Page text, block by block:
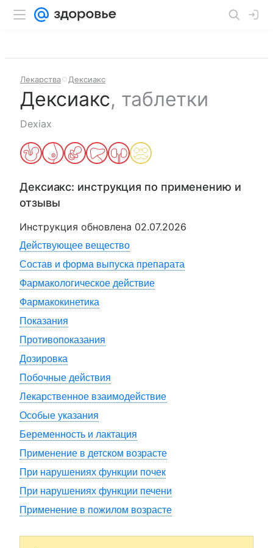
Лекарства Дексиакс
Дексиакс, таблетки
Dexiax
Дексиакс: инструкция по применению и
отзывы
Инструкция обновлена 02.07.2026
Действующее вещество
Состав и форма выпуска препарата
Фармакологическое действие
Фармакокинетика
Показания
Противопоказания
Дозировка
Побочные действия
Лекарственное взаимодействие
Особые указания
Беременность и лактация
Применение в детском возрасте
При нарушениях функции почек
При нарушениях функции печени
Применение в пожилом возрасте